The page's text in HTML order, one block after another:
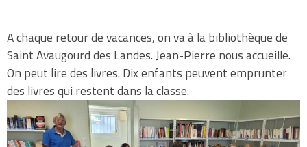
A chaque retour de vacances, on va à la bibliothèque de
Saint Avaugourd des Landes. Jean-Pierre nous accueille.
On peut lire des livres. Dix enfants peuvent emprunter
des livres qui restent dans la classe.